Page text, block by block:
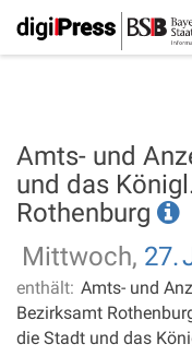
Amts- und
und das
Rothenburg
Mittwoch, 27.
enthält: Amts- und
Bezirksamt
die Stadt und das